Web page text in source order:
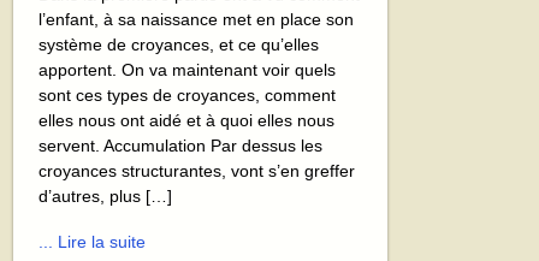
l’enfant, à sa naissance met en place son
système de croyances, et ce qu’elles
apportent. On va maintenant voir quels
sont ces types de croyances, comment
elles nous ont aidé et à quoi elles nous
servent. Accumulation Par dessus les
croyances structurantes, vont s’en greffer
d’autres, plus […]
... Lire la suite